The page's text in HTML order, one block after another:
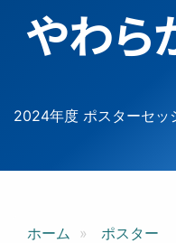
やわら
2024年度 ポスターセッ
ホーム ポスター